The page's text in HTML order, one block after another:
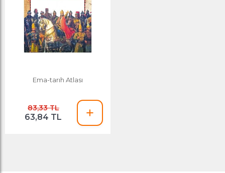
Ema-tarıh Atlası
83,33 TL
63,84 TL